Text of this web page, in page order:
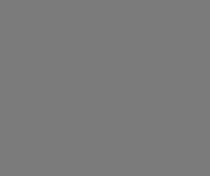
in der renommierten
die Immobilie